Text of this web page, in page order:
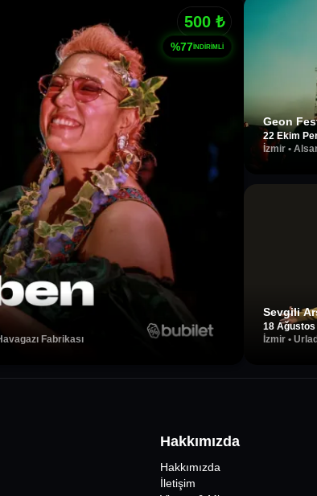
500₺
%77İNDİRİMLİ
Fabrikası
Geon
22 Ekim
İzmir•
Sevgili
18 Ağustos
İzmir•
Hakkımızda
Hakkımızda
İletişim